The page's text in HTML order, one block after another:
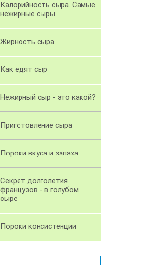
Калорийность сыра. Самые
нежирные сыры
Жирность сыра
Как едят сыр
Нежирный сыр - это какой?
Приготовление сыра
Пороки вкуса и запаха
Секрет долголетия
французов - в голубом
сыре
Пороки консистенции